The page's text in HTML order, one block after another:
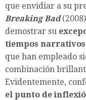
que envidiar a su
Breaking Bad
demostrar su
tiempos narrativos
que han empleado
combinación
Evidentemente,
el punto de